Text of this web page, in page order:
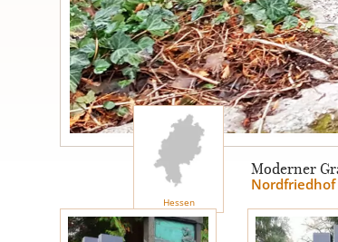
Hessen
Moderner
Nordfriedhof